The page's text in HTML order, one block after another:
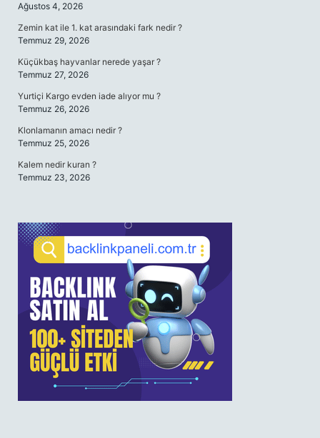
Ağustos 4, 2026
Zemin kat ile 1. kat arasındaki fark nedir ?
Temmuz 29, 2026
Küçükbaş hayvanlar nerede yaşar ?
Temmuz 27, 2026
Yurtiçi Kargo evden iade alıyor mu ?
Temmuz 26, 2026
Klonlamanın amacı nedir ?
Temmuz 25, 2026
Kalem nedir kuran ?
Temmuz 23, 2026